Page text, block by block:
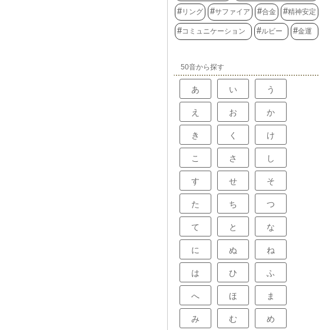
リング サファイア 合金 精神安定
コミュニケーション ルビー 金運
50音から探す
あ い う
え お か
き く け
こ さ し
す せ そ
た ち つ
て と な
に ぬ ね
は ひ ふ
へ ほ ま
み む め